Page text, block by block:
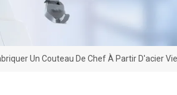
Un Couteau De Chef À Partir D'acier